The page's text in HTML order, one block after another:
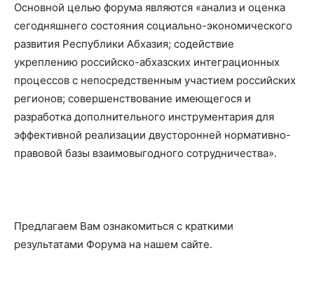
Основной целью форума являются «анализ и оценка
сегодняшнего состояния социально-экономического
развития Республики Абхазия; содействие
укреплению российско-абхазских интеграционных
процессов с непосредственным участием российских
регионов; совершенствование имеющегося и
разработка дополнительного инструментария для
эффективной реализации двусторонней нормативно-
правовой базы взаимовыгодного сотрудничества».
Предлагаем Вам ознакомиться с краткими
результатами Форума на нашем сайте.